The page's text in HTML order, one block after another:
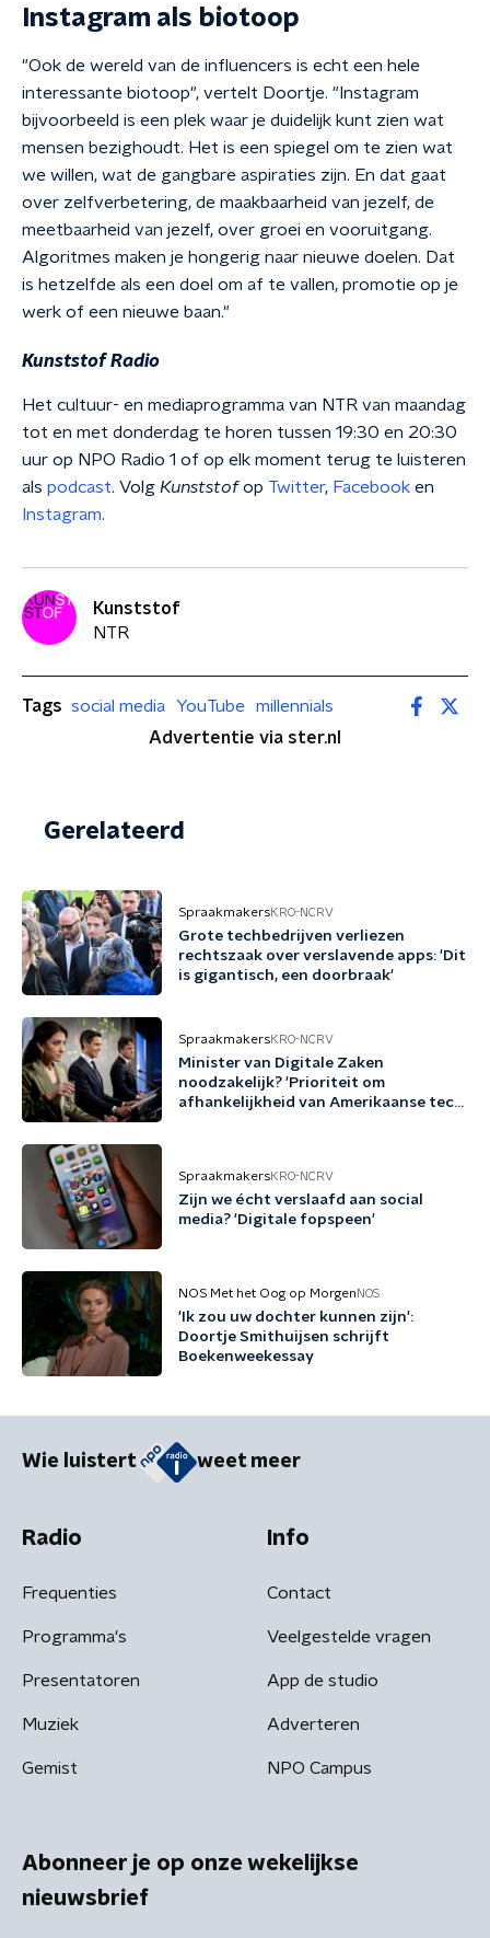
Instagram als biotoop
"Ook de wereld van de influencers is echt een hele
interessante biotoop", vertelt Doortje. "Instagram
bijvoorbeeld is een plek waar je duidelijk kunt zien wat
mensen bezighoudt. Het is een spiegel om te zien wat
we willen, wat de gangbare aspiraties zijn. En dat gaat
over zelfverbetering, de maakbaarheid van jezelf, de
meetbaarheid van jezelf, over groei en vooruitgang.
Algoritmes maken je hongerig naar nieuwe doelen. Dat
is hetzelfde als een doel om af te vallen, promotie op je
werk of een nieuwe baan."
Kunststof Radio
Het cultuur- en mediaprogramma van NTR van maandag
tot en met donderdag te horen tussen 19:30 en 20:30
uur op NPO Radio 1 of op elk moment terug te luisteren
als podcast. Volg Kunststofop Twitter, Facebook en
Instagram.
Kunststof
NTR
Tags social media YouTube
millennials
Advertentie via ster.nl
Gerelateerd
SpraakmakersKRO-NCRV
Grote techbedrijven verliezen
rechtszaak over verslavende apps: 'Dit
is gigantisch, een doorbraak'
SpraakmakersKRO-NCRV
Minister van Digitale Zaken
noodzakelijk? 'Prioriteit om
afhankelijkheid van Amerikaanse tech
SpraakmakersKRO-NCRV
Zijn we écht verslaafd aan social
media? 'Digitale fopspeen'
NOS Met het Oog op Morgen NOS
'Ik zou uw dochter kunnen zijn':
Doortje Smithuijsen schrijft
Boekenweekessay
Wie luistert weet meer
Radio
Frequenties
Programma's
Presentatoren
Muziek
Gemist
Info
Contact
Veelgestelde vragen
App de studio
Adverteren
NPO Campus
Abonneer je op onze wekelijkse
nieuwsbrief